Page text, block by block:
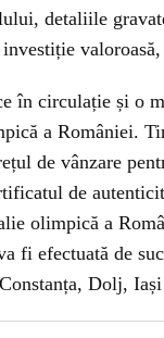
detaliile
în circulație și o
a României.
de vânzare
de
olimpică a
fi efectuată de
Dolj,